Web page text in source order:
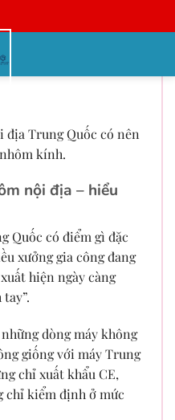
nhôm nội địa
Trung Quốc có nên
kính.
nội địa – hiểu
Quốc có điểm gì đặc
xưởng gia công đang
hiện ngày càng
dòng máy không
giống với máy Trung
chỉ xuất khẩu CE,
chỉ kiểm định ở mức